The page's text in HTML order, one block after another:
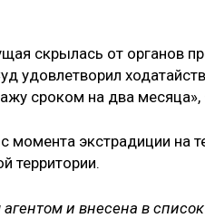
скрылась от органов
удовлетворил
сроком на два
момента экстрадиции на
территории.
и внесена в